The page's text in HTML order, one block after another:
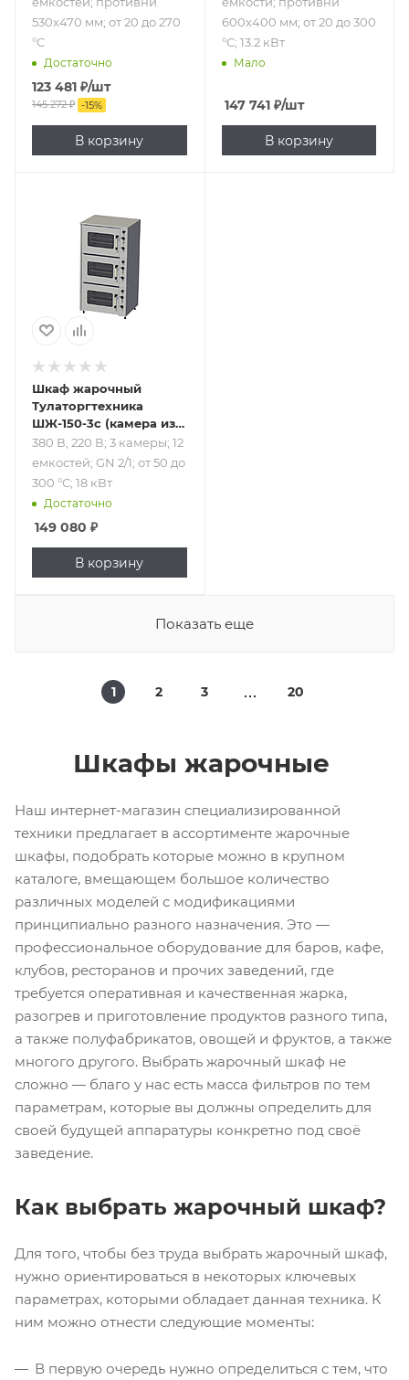
530х470 мм; от 20 до 270
°С
Достаточно
123 481 ₽/шт
145 272₽ -15%
В корзину
600х400 мм; от 20 до 300
°С; 13.2 кВт
Мало
147 741₽/шт
В корзину
380 В, 220 В; 3
камеры; 12
емкостей; GN 2/1;
от 50 до 300 °С; 18
Шкаф жарочный
Тулаторгтехника
ШЖ-150-3с (камера из
углеродистой стали)
380 В, 220 В; 3 камеры; 12
емкостей; GN 2/1; от 50 до
300 °С; 18 кВт
Достаточно
149 080 ₽
В корзину
Показать еще
1 2 3 20
Шкафы жарочные
Наш интернет-магазин специализированной
техники предлагает в ассортименте жарочные
шкафы, подобрать которые можно в крупном
каталоге, вмещающем большое количество
различных моделей с модификациями
принципиально разного назначения. Это —
профессиональное оборудование для баров, кафе,
клубов, ресторанов и прочих заведений, где
требуется оперативная и качественная жарка,
разогрев и приготовление продуктов разного типа,
а также полуфабрикатов, овощей и фруктов, а также
многого другого. Выбрать жарочный шкаф не
сложно — благо у нас есть масса фильтров по тем
параметрам, которые вы должны определить для
своей будущей аппаратуры конкретно под своё
заведение.
Как выбрать жарочный шкаф?
Для того, чтобы без труда выбрать жарочный шкаф,
нужно ориентироваться в некоторых ключевых
параметрах, которыми обладает данная техника. К
ним можно отнести следующие моменты:
В первую очередь нужно определиться с тем, что